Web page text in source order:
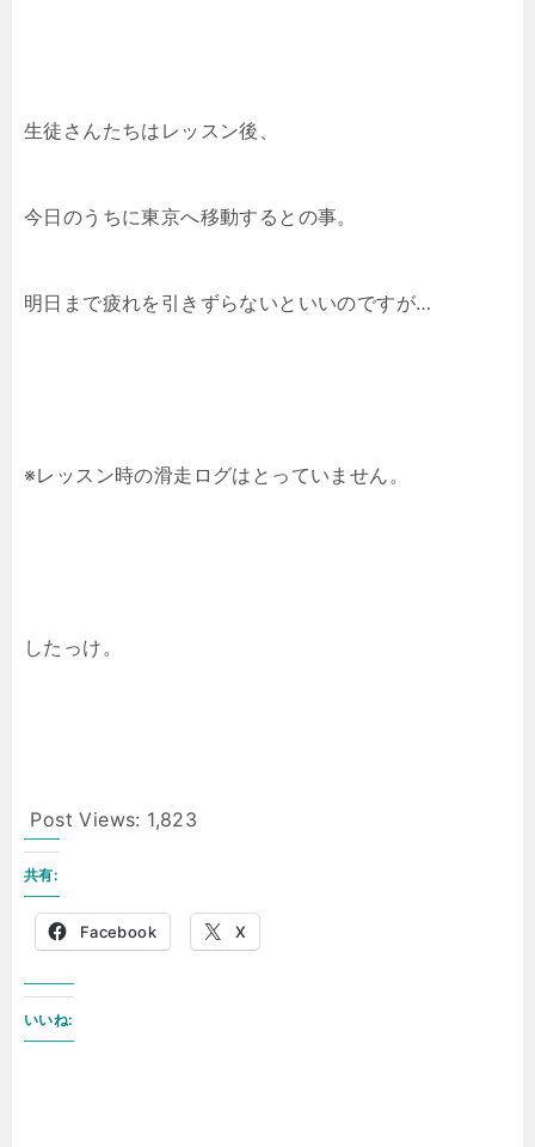
生徒さんたちはレッスン後、
今日のうちに東京へ移動するとの事。
明日まで疲れを引きずらないといいのですが…
※レッスン時の滑走ログはとっていません。
したっけ。
Post Views: 1,823
共有:
Facebook X
いいね: